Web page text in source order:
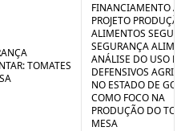
TOMATES
FINANCIAMENTO
PROJETO
ALIMENTOS
SEGURANÇA
ANÁLISE DO USO
DEFENSIVOS
NO ESTADO DE
COMO FOCO NA
PRODUÇÃO DO
MESA